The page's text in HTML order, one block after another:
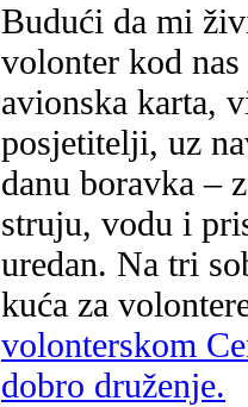
Budući da mi
volonter kod
avionska karta,
posjetitelji, uz
danu boravka –
struju, vodu i
uredan. Na tri
kuća za
volonterskom
dobro druženje.